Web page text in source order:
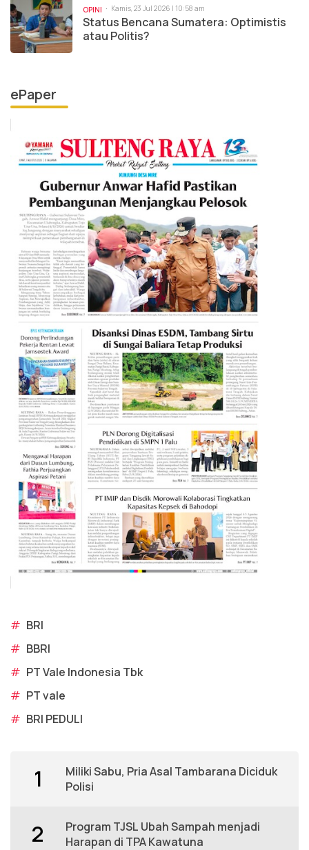
OPINI Kamis, 23 Jul 2026 | 10:58 am
Status Bencana Sumatera: Optimistis
atau Politis?
ePaper
# BRI
# BBRI
# PT Vale Indonesia Tbk
# PT vale
# BRI PEDULI
1
Miliki Sabu, Pria Asal Tambarana Diciduk
Polisi
2
Program TJSL Ubah Sampah menjadi
Harapan di TPA Kawatuna